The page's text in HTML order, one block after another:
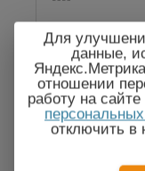
Госреестр
Для
данные,
отношении
работу на
отключить в